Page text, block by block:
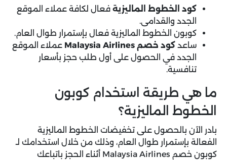
كود الخطوط الماليزية فعال لكافة عملاء الموقع
الجدد والقدامى.
كوبون الخطوط الماليزية فعال بإستمرار طوال العام.
ساعد كود خصم Malaysia Airlines
عملاء الموقع
الجدد في الحصول على أول طلب حجز بأسعار
تنافسية.
ما هي طريقة استخدام كوبون
الخطوط الماليزية؟
بادر الآن بالحصول على تخفيضات الخطوط الماليزية
الفعالة بإستمرار طوال العام، وذلك من خلال استخدامك لـ
كوبون خصم Malaysia Airlines أثناء الحجز باتباعك